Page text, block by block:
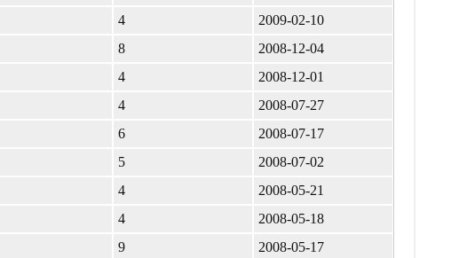
4
2009-02-10
8
2008-12-04
4
2008-12-01
4
2008-07-27
6
2008-07-17
5
2008-07-02
4
2008-05-21
4
2008-05-18
9 2008-05-17